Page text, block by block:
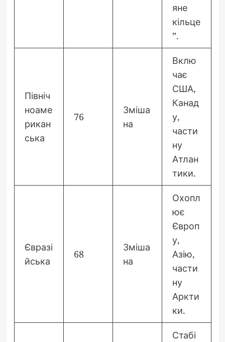
яне
кільце
”.
Північ
ноаме
рикан
ська
76
Зміша
на
Вклю
чає
США,
Канад
у,
части
ну
Атлан
тики.
Євразі
йська
68
Зміша
на
Охопл
ює
Європ
у,
Азію,
части
ну
Аркти
ки.
Стабі